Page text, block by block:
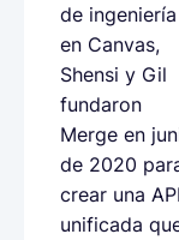
de ingeniería
en Canvas,
Shensi y Gil
fundaron
Merge en
de 2020
crear una API
unificada